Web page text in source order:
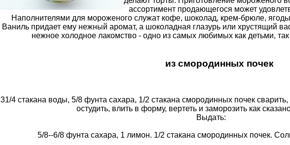
ассортимент продающегося может
Наполнителями для мороженого служат кофе, шоколад, крем-брюле,
Ваниль придает ему нежный аромат, а шоколадная глазурь или хрустящий
нежное холодное лакомство - одно из самых любимых как детьми,
из смородинных почек
31/4 стакана воды, 5/8 фунта сахара, 1/2 стакана смородинных почек
остудить, влить в форму, вертеть и заморозить как
Выдать:
5/8--6/8 фунта сахара, 1 лимон. 1/2 стакана смородинных почек.